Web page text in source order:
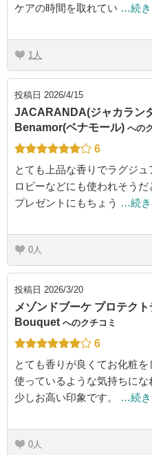
ケアの時間を取れてい …続き
1
投稿日 2026/4/15
JACARANDA(ジャカラン
Benamor(ベナモール) への
6
とても上品な香りでラグジ
ロビーなどにも使われそうだ
プレゼントにもちょう …続き
0
投稿日 2026/3/20
メゾンドブーケ プロテク
Bouquet へのクチコミ
6
とても香りが良くてお化粧
使っているような気持ちに
少しお高い印象です。
…続き
0